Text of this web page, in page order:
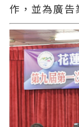
作，並為廣告